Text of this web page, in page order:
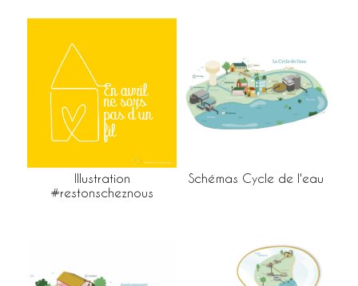
Illustration
#restonscheznous
Schémas Cycle de l'eau